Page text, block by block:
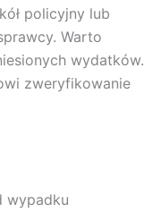
policyjny lub
Warto
wydatków.
zweryfikowanie
wypadku